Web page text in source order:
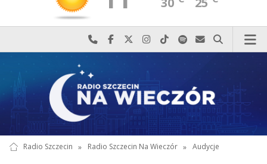
Najlepiej po prostu do nas zadzwoń
Odwiedź nas na Facebook-u
Odwiedź nas na X
Odwiedź nas na Instagram-ie
Odwiedź nas na TikTok-u
Szukaj nas na Spotify
Wyślij do nas
Szukaj
Radio Szczecin » Radio Szczecin Na Wieczór » Audycje